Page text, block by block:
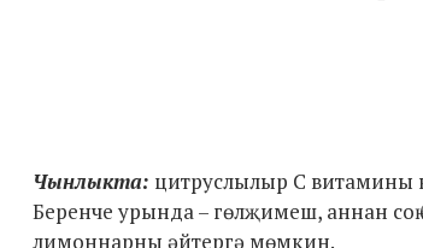
Чынлыкта: цитруслылыр С витамины
Беренче урында – гөлҗимеш, аннан
лимоннарны әйтергә мөмкин.